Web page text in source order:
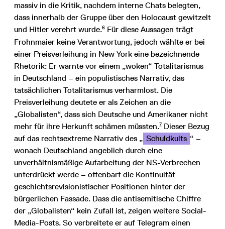
massiv in die Kritik, nachdem interne Chats belegten,
dass innerhalb der Gruppe über den Holocaust gewitzelt
und Hitler verehrt wurde.6 Für diese Aussagen trägt
Frohnmaier keine Verantwortung, jedoch wählte er bei
einer Preisverleihung in New York eine bezeichnende
Rhetorik: Er warnte vor einem „woken“ Totalitarismus
in Deutschland – ein populistisches Narrativ, das
tatsächlichen Totalitarismus verharmlost. Die
Preisverleihung deutete er als Zeichen an die
„Globalisten“, dass sich Deutsche und Amerikaner nicht
mehr für ihre Herkunft schämen müssten.7 Dieser Bezug
auf das rechtsextreme Narrativ des „ Schuldkults “ –
wonach Deutschland angeblich durch eine
unverhältnismäßige Aufarbeitung der NS-Verbrechen
unterdrückt werde – offenbart die Kontinuität
geschichtsrevisionistischer Positionen hinter der
bürgerlichen Fassade. Dass die antisemitische Chiffre
der „Globalisten“ kein Zufall ist, zeigen weitere Social-
Media-Posts. So verbreitete er auf Telegram einen